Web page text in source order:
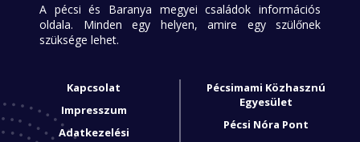
A pécsi és Baranya megyei családok információs
oldala. Minden egy helyen, amire egy szülőnek
szüksége lehet.
Kapcsolat
Impresszum
Adatkezelési
Pécsimami Közhasznú
Egyesület
Pécsi Nóra Pont